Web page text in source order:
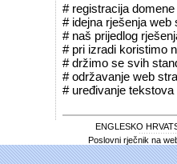
# registracija
# idejna rješenja web
# naš prijedlog
# pri izradi koristimo
# držimo se svih
# održavanje web
# uređivanje
ENGLESKO
Poslovni rječnik na